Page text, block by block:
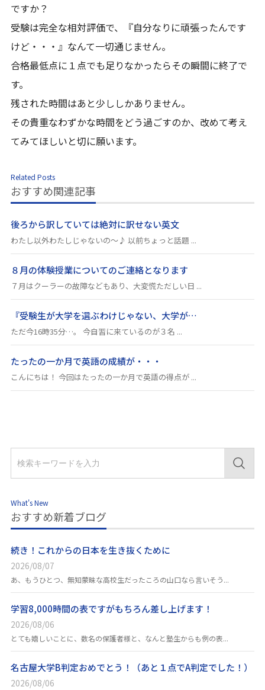
ですか？
受験は完全な相対評価で、『自分なりに頑張ったんです
けど・・・』なんて一切通じません。
合格最低点に１点でも足りなかったらその瞬間に終了で
す。
残された時間はあと少ししかありません。
その貴重なわずかな時間をどう過ごすのか、改めて考え
てみてほしいと切に願います。
Related Posts
おすすめ関連記事
後ろから訳していては絶対に訳せない英文
わたし以外わたしじゃないの～♪ 以前ちょっと話題 ...
８月の体験授業についてのご連絡となります
７月はクーラーの故障などもあり、大変慌ただしい日 ...
『受験生が大学を選ぶわけじゃない、大学が…
ただ今16時35分…。 今自習に来ているのが３名 ...
たったの一か月で英語の成績が・・・
こんにちは！ 今回はたったの一か月で英語の得点が ...
What's New
おすすめ新着ブログ
続き！これからの日本を生き抜くために
2026/08/07
あ、もうひとつ、無知蒙昧な高校生だったころの山口なら言いそう...
学習8,000時間の表ですがもちろん差し上げます！
2026/08/06
とても嬉しいことに、数名の保護者様と、なんと塾生からも例の表...
名古屋大学B判定おめでとう！（あと１点でA判定でした！）
2026/08/06